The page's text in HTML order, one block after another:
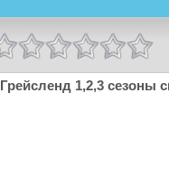
Грейсленд 1,2,3 сезоны